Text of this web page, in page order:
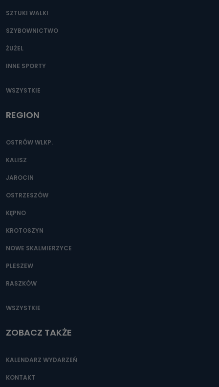
SZTUKI WALKI
SZYBOWNICTWO
ŻUŻEL
INNE SPORTY
WSZYSTKIE
REGION
OSTRÓW WLKP.
KALISZ
JAROCIN
OSTRZESZÓW
KĘPNO
KROTOSZYN
NOWE SKALMIERZYCE
PLESZEW
RASZKÓW
WSZYSTKIE
ZOBACZ TAKŻE
KALENDARZ WYDARZEŃ
KONTAKT